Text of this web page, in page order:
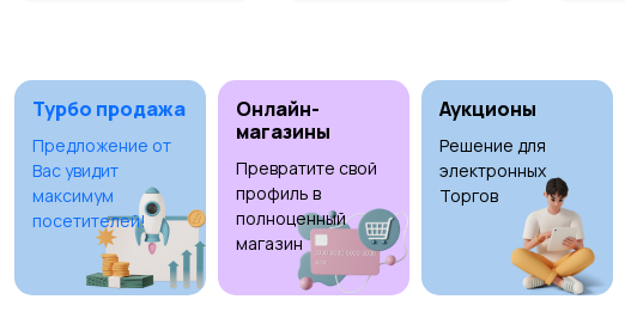
сигнализации
Столы и стулья Текстиль и ковры
Турбо продажа
Предложение от
Вас увидит
максимум
посетителей!
Онлайн-
магазины
Превратите свой
профиль в
полноценный
магазин
Аукционы
Решение для
электронных
Торгов